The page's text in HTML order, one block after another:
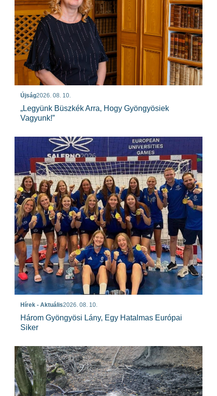
Újság2026. 08. 10.
„Legyünk Büszkék Arra, Hogy Gyöngyösiek
Vagyunk!”
Hírek - Aktuális2026. 08. 10.
Három Gyöngyösi Lány, Egy Hatalmas Európai
Siker